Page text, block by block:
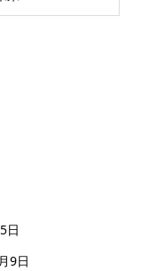
日
9日